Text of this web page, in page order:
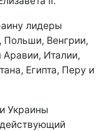
лидеры
Венгрии,
Италии,
Египта, Перу и
Украины